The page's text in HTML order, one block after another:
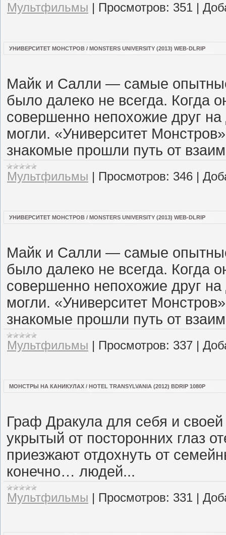
Мультфильмы | Просмотров: 351 |
УНИВЕРСИТЕТ МОНСТРОВ / MONSTERS UNIVERSITY (2013) WEB-DLRIP
Майк и Салли — самые
было далеко не всегда. Когда
совершенно непохожие друг на
могли. «Университет
знакомые прошли путь от
Мультфильмы | Просмотров: 346 |
УНИВЕРСИТЕТ МОНСТРОВ / MONSTERS UNIVERSITY (2013) WEB-DLRIP
Майк и Салли — самые
было далеко не всегда. Когда
совершенно непохожие друг на
могли. «Университет
знакомые прошли путь от
Мультфильмы | Просмотров: 337 |
МОНСТРЫ НА КАНИКУЛАХ / HOTEL TRANSYLVANIA (2012) BDRIP 1080P
Граф Дракула для себя и
укрытый от посторонних глаз
приезжают отдохнуть от
конечно… людей...
Мультфильмы | Просмотров: 331 |